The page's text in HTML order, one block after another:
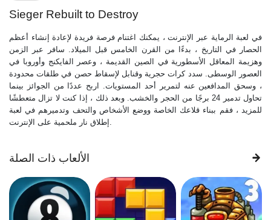
Sieger Rebuilt to Destroy
في لعبة الرماية عبر الإنترنت ، يمكنك اغتنام فرصة فريدة لإعادة إنشاء أعظم
الحصار في التاريخ ، بدءًا من القرن الخامس قبل الميلاد. سافر عبر الزمن
وهزيمة المعاقل الأسطورية في الصين القديمة ، وعصر الفايكنج وأوروبا في
العصور الوسطى. سدد كرات حجرية وقنابل لإسقاط حصن في طلقات محدودة
، وسحق المدافعين عنه لتمرير أحد المستويات. اربح عددًا من الجوائز بينما
تحاول تدمير 24 برجًا من الحجر والخشب. وبعد ذلك ، إذا كنت لا تزال متعطشًا
للمزيد ، فقم ببناء قلاعك الخاصة ووضع الأشخاص والتحف وتدميرهم في لعبة
الألعاب ذات الصلة